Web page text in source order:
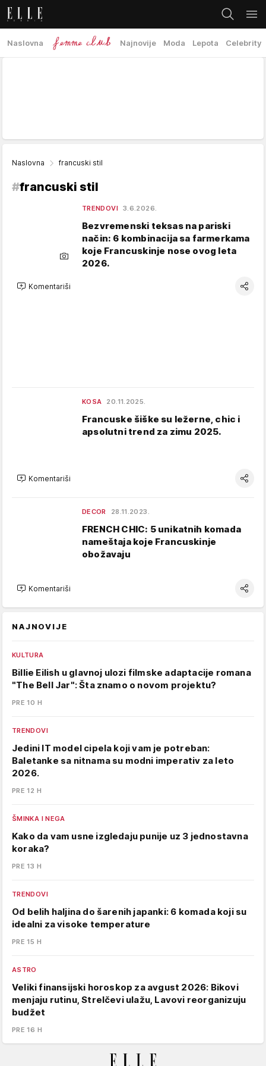
Naslovna Najnovije Moda Lepota Celebrity
Naslovna francuski stil
#francuski stil
TRENDOVI 3.6.2026.
Bezvremenski teksas na pariski
način: 6 kombinacija sa farmerkama
koje Francuskinje nose ovog leta
2026.
Komentariši
KOSA 20.11.2025.
Francuske šiške su ležerne, chic i
apsolutni trend za zimu 2025.
Komentariši
DECOR 28.11.2023.
FRENCH CHIC: 5 unikatnih komada
nameštaja koje Francuskinje
obožavaju
Komentariši
NAJNOVIJE
KULTURA
Billie Eilish u glavnoj ulozi filmske adaptacije romana
"The Bell Jar": Šta znamo o novom projektu?
PRE 10 H
TRENDOVI
Jedini IT model cipela koji vam je potreban:
Baletanke sa nitnama su modni imperativ za leto
2026.
PRE 12 H
ŠMINKA I NEGA
Kako da vam usne izgledaju punije uz 3 jednostavna
koraka?
PRE 13 H
TRENDOVI
Od belih haljina do šarenih japanki: 6 komada koji su
idealni za visoke temperature
PRE 15 H
ASTRO
Veliki finansijski horoskop za avgust 2026: Bikovi
menjaju rutinu, Strelčevi ulažu, Lavovi reorganizuju
budžet
PRE 16 H